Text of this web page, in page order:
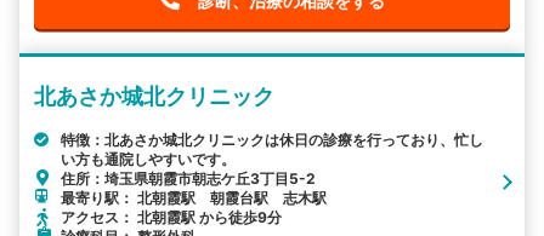
北あさか城北クリニック
特徴：北あさか城北クリニックは休日の診療を行っており、忙し
い方も通院しやすいです。
住所：埼玉県朝霞市朝志ケ丘3丁目5-2
最寄り駅： 北朝霞駅 朝霞台駅 志木駅
アクセス： 北朝霞駅 から徒歩9分